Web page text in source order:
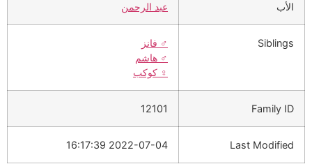
الأب عبد الرحمن
Siblings
♂️ فانز
♂️ هاشم
♀️ كوكب
Family ID
12101
Last Modified
2022-07-04 16:17:39